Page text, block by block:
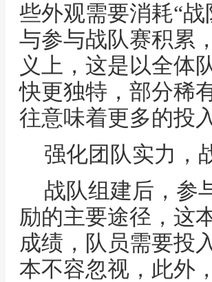
些外观需要消耗“
与参与战队赛积累
义上，这是以全体
快更独特，部分稀
往意味着更多的投入
强化团队实力，
战队组建后，参
励的主要途径，这
成绩，队员需要投
本不容忽视，此外